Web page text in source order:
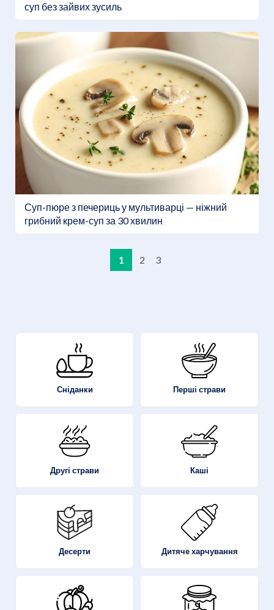
суп без зайвих зусиль
Суп-пюре з печериць у мультиварці — ніжний
грибний крем-суп за 30 хвилин
1 2 3
Сніданки Перші страви
Другі страви Каші
Десерти Дитяче харчування